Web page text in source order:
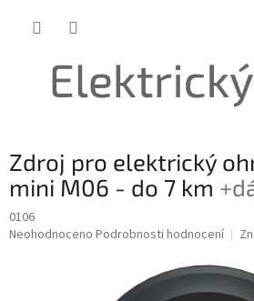
Zdroj pro elektrický
mini M06 - do 7 km
0106
Průměrné
Neohodnoceno Podrobnosti hodnocení